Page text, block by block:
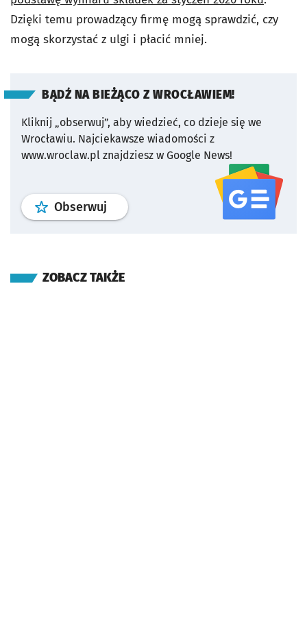
Dzięki temu prowadzący firmę mogą sprawdzić, czy
mogą skorzystać z ulgi i płacić mniej.
BĄDŹ NA BIEŻĄCO Z WROCŁAWIEM!
Kliknij „obserwuj”, aby wiedzieć, co dzieje się we
Wrocławiu. Najciekawsze wiadomości z
www.wroclaw.pl znajdziesz w Google News!
Obserwuj profil serwisu
ZOBACZ TAKŻE